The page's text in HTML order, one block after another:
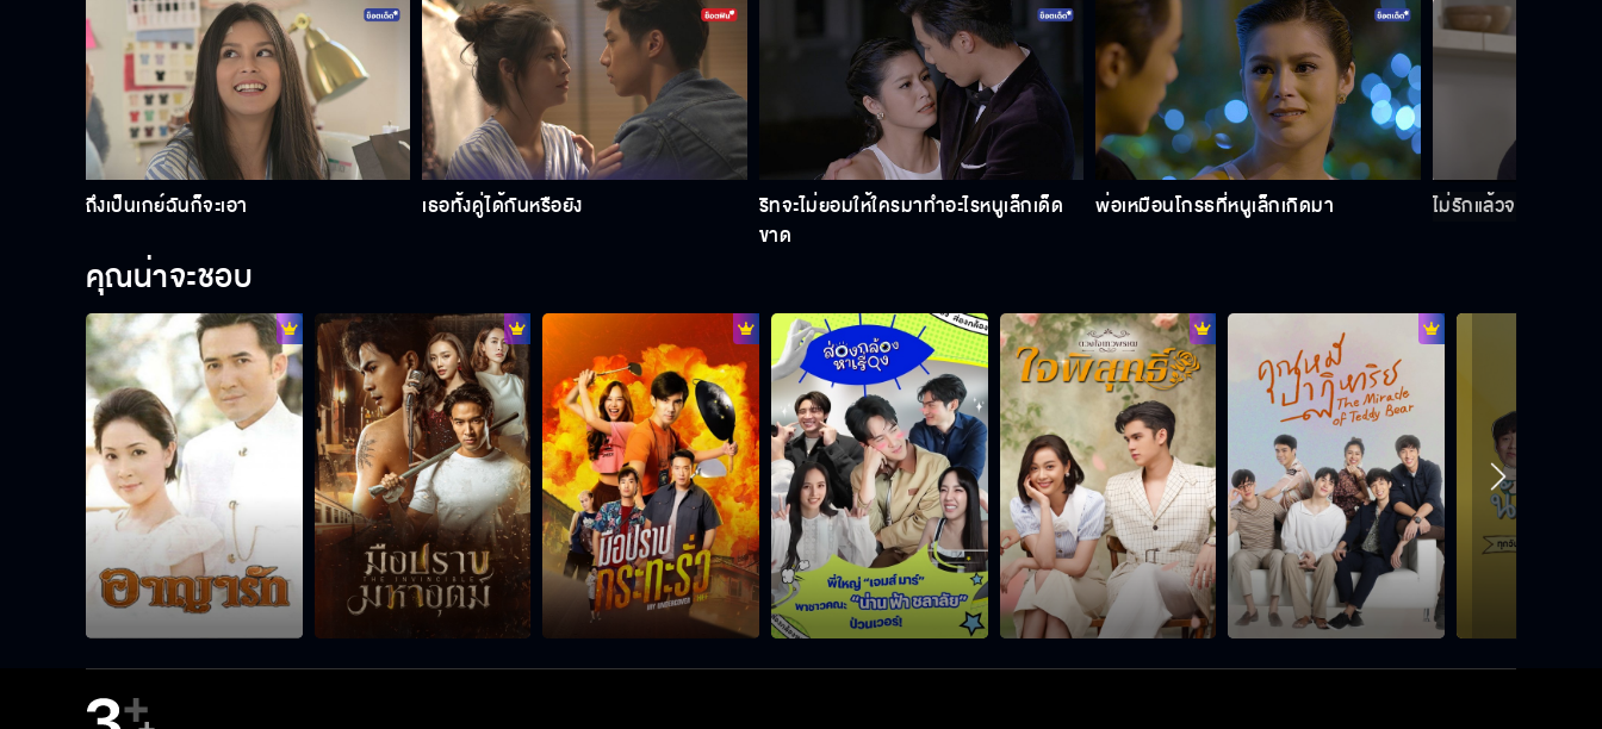
ถ้าไม่อยากมีปัญหาอย่ายุ่งกับหนูเล็ก
ฉันไว้ใจพวกเธอ
ทำไมถึงรวมหัวกันหักหลังคุณพ่อ
ผมอยากให้คุณเป็นผู้หญิงของผม
ลูกผู้ชายทำแบบนี้ไม่แมนเลยนะ
ถึงเป็นเกย์ฉันก็จะเอา เธอทั้งคู่ได้กันหรือยัง
ริทจะไม่ยอมให้ใครมาทำอะไรหนูเล็กเด็ด
ขาด
พ่อเหมือนโกรธที่หนูเล็กเกิดมา ไม่รักแล้วจะหึงทำไม
คุณน่าจะชอบ